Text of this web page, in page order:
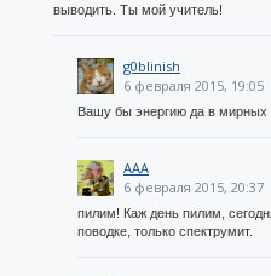
выводить. Ты мой учитель!
g0blinish
6 февраля 2015, 19:05
Вашу бы энергию да в мирных
AAA
6 февраля 2015, 20:37
пилим! Каж день пилим,
поводке, только спектрумит.